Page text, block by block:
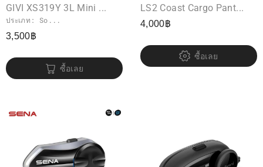
GIVI XS319Y 3L Mini ...
3,500฿
ประเภท: So...
ซื้อเลย
LS2 Coast Cargo Pant...
4,000฿
ซื้อเลย